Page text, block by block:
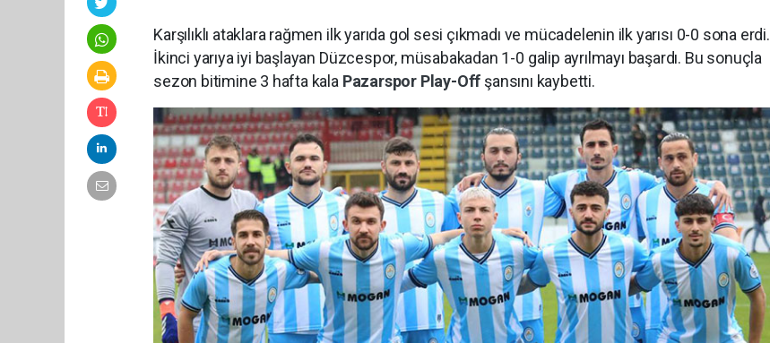
Karşılıklı ataklara rağmen ilk yarıda gol sesi çıkmadı ve mücadelenin ilk yarısı 0-0 sona erdi.
İkinci yarıya iyi başlayan Düzcespor, müsabakadan 1-0 galip ayrılmayı başardı. Bu sonuçla
sezon bitimine 3 hafta kala Pazarspor Play-Off şansını kaybetti.